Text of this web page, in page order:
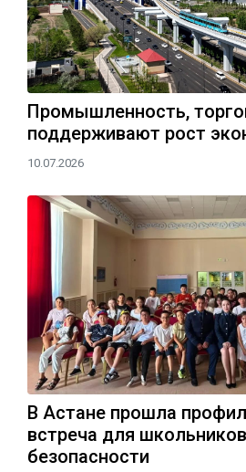
Промышленность,
поддерживают рост
10.07.2026
В Астане прошла
встреча для
безопасности